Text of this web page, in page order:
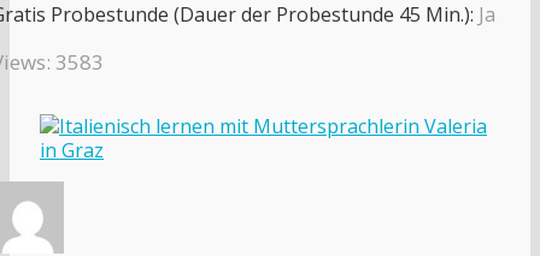
Probestunde (Dauer der Probestunde 45 Min.): Ja
3583